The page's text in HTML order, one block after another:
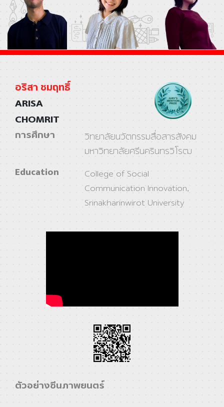
อริสา ชมฤทธิ์
ARISA
CHOMRIT
การศึกษา
วิทยาลัยนวัตกรรมสื่อสารสังคม
มหาวิทยาลัยศรีนครินทรวิโรฒ
Education
College of Social
Communication Innovation,
Srinakharinwirot University
ตัวอย่างซีนภาพยนตร์